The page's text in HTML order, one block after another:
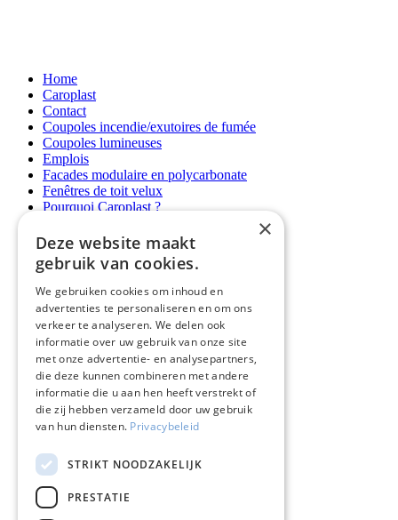
Home
Caroplast
Contact
Coupoles incendie/exutoires de fumée
Coupoles lumineuses
Emplois
Facades modulaire en polycarbonate
Fenêtres de toit velux
Pourquoi Caroplast ?
Trappes de toit
Voûtes filantes
Déclaration de confidentialité
Déclaration relative aux cookies
Caroplast
Pourquoi Caroplast ?
Cas
Blogs
Emplois
Contactez-nous
Produits
Fenêtres de toit velux
Trappes de toit
Coupoles incendie/exutoires de fumée
Facades modulaire en polycarbonate
×
Deze website maakt
gebruik van cookies.
We gebruiken cookies om inhoud en
advertenties te personaliseren en om ons
verkeer te analyseren. We delen ook
informatie over uw gebruik van onze site
met onze advertentie- en analysepartners,
die deze kunnen combineren met andere
informatie die u aan hen heeft verstrekt of
die zij hebben verzameld door uw gebruik
van hun diensten. Privacybeleid
STRIKT NOODZAKELIJK
PRESTATIE